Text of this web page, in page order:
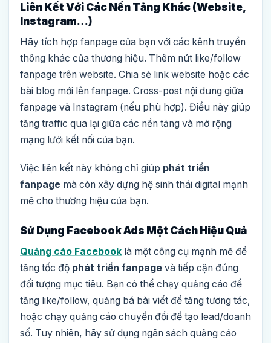
Liên Kết Với Các Nền Tảng Khác (Website,
Instagram…)
Hãy tích hợp fanpage của bạn với các kênh truyền
thông khác của thương hiệu. Thêm nút like/follow
fanpage trên website. Chia sẻ link website hoặc các
bài blog mới lên fanpage. Cross-post nội dung giữa
fanpage và Instagram (nếu phù hợp). Điều này giúp
tăng traffic qua lại giữa các nền tảng và mở rộng
mạng lưới kết nối của bạn.
Việc liên kết này không chỉ giúp phát triển
fanpage mà còn xây dựng hệ sinh thái digital mạnh
mẽ cho thương hiệu của bạn.
Sử Dụng Facebook Ads Một Cách Hiệu Quả
Quảng cáo Facebook là một công cụ mạnh mẽ để
tăng tốc độ phát triển fanpage và tiếp cận đúng
đối tượng mục tiêu. Bạn có thể chạy quảng cáo để
tăng like/follow, quảng bá bài viết để tăng tương tác,
hoặc chạy quảng cáo chuyển đổi để tạo lead/doanh
số. Tuy nhiên, hãy sử dụng ngân sách quảng cáo